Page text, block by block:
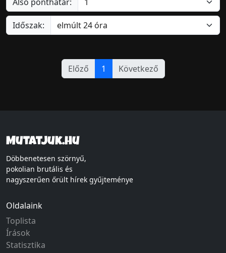
Időszak:
Előző 1 Következő
Mutatjuk.hu
Döbbenetesen szörnyű,
pokolian brutális és
nagyszerűen őrült hírek gyűjteménye
Oldalaink
Toplista
Írások
Statisztika